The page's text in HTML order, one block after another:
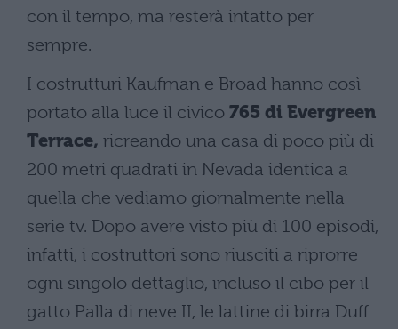
con il tempo, ma resterà intatto per
sempre.
I costrutturi Kaufman e Broad hanno così
portato alla luce il civico 765 di Evergreen
Terrace, ricreando una casa di poco più di
200 metri quadrati in Nevada identica a
quella che vediamo giornalmente nella
serie tv. Dopo avere visto più di 100 episodi,
infatti, i costruttori sono riusciti a riprorre
ogni singolo dettaglio, incluso il cibo per il
gatto Palla di neve II, le lattine di birra Duff